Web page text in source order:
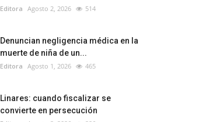
Editora Agosto 2, 2026 514
Denuncian negligencia médica en la
muerte de niña de un...
Editora Agosto 1, 2026 465
Linares: cuando fiscalizar se
convierte en persecución